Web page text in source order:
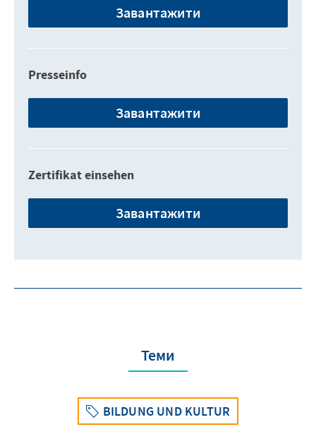
Завантажити
Presseinfo
Завантажити
Zertifikat einsehen
Завантажити
Теми
BILDUNG UND KULTUR